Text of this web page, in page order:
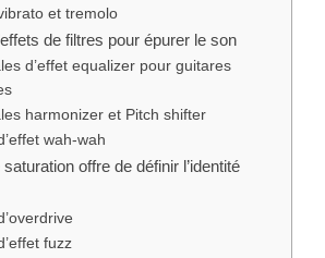
et tremolo
de filtres pour épurer le son
d’effet equalizer pour guitares
harmonizer et Pitch shifter
wah-wah
offre de définir l’identité
fuzz